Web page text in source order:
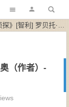
罗贝托·波拉尼奥（作者）-epub+mobi+azw3
（作者）-